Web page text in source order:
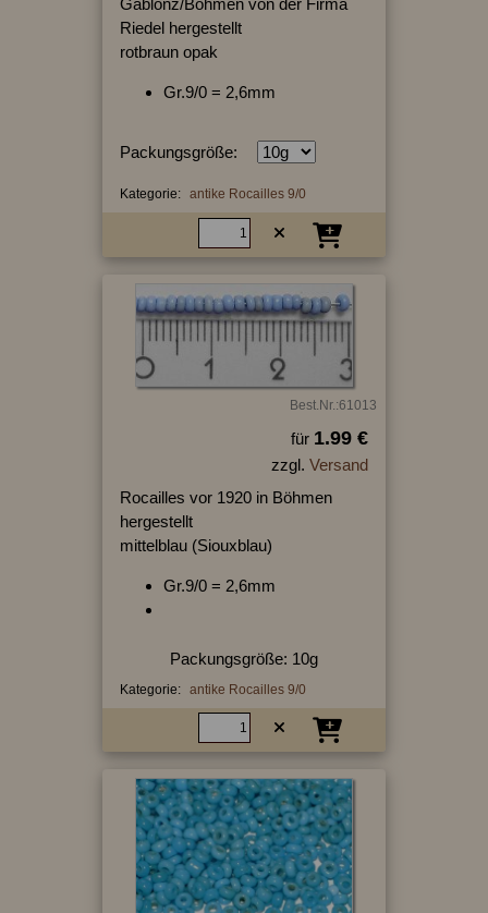
Gablonz/Böhmen von der Firma
Riedel hergestellt
rotbraun opak
Gr.9/0 = 2,6mm
Packungsgröße:
Kategorie: antike Rocailles 9/0
Best.Nr.:61013
für 1.99 €
zzgl. Versand
Rocailles vor 1920 in Böhmen
hergestellt
mittelblau (Siouxblau)
Gr.9/0 = 2,6mm
Packungsgröße: 10g
Kategorie: antike Rocailles 9/0